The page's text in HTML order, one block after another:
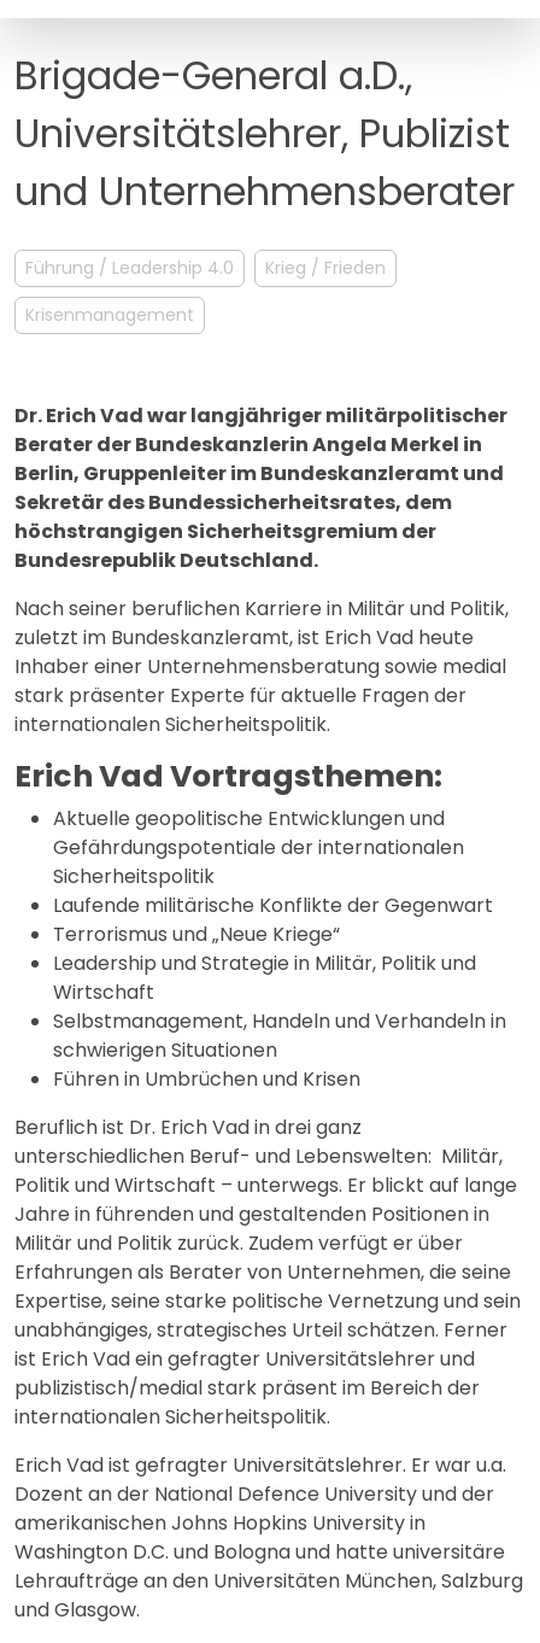
MANAGEMENT
Brigade-General a.D.,
Universitätslehrer, Publizist
und Unternehmensberater
Führung / Leadership 4.0
Krieg / Frieden
Krisenmanagement
Dr. Erich Vad war langjähriger militärpolitischer
Berater der Bundeskanzlerin Angela Merkel in
Berlin, Gruppenleiter im Bundeskanzleramt und
Sekretär des Bundes­­sicherheitsrates, dem
höchstrangigen Sicherheitsgremium der
Bundesrepublik Deutschland.
Nach seiner beruflichen Karriere in Militär und Politik,
zuletzt im Bundeskanzleramt, ist Erich Vad heute
Inhaber einer Unternehmensberatung sowie medial
stark präsenter Experte für aktuelle Fragen der
internationalen Sicherheitspolitik.
Erich Vad Vortragsthemen:
Aktuelle geopolitische Entwicklungen und
Gefährdungspotentiale der internationalen
Sicherheitspolitik
Laufende militärische Konflikte der Gegenwart
Terrorismus und „Neue Kriege“
Leadership und Strategie in Militär, Politik und
Wirtschaft
Selbstmanagement, Handeln und Verhandeln in
schwierigen Situationen
Führen in Umbrüchen und Krisen
Beruflich ist Dr. Erich Vad in drei ganz
unterschiedlichen Beruf- und Lebenswelten: Militär,
Politik und Wirtschaft – unterwegs. Er blickt auf lange
Jahre in führenden und gestaltenden Positionen in
Militär und Politik zurück. Zudem verfügt er über
Erfahrungen als Berater von Unternehmen, die seine
Expertise, seine starke politische Vernetzung und sein
unabhängiges, strategisches Urteil schätzen. Ferner
ist Erich Vad ein gefragter Universitätslehrer und
publizistisch/medial stark präsent im Bereich der
internationalen Sicherheitspolitik.
Erich Vad ist gefragter Universitätslehrer. Er war u.a.
Dozent an der National Defence University und der
amerikanischen Johns Hopkins University in
Washington D.C. und Bologna und hatte universitäre
Lehraufträge an den Universitäten München, Salzburg
und Glasgow.